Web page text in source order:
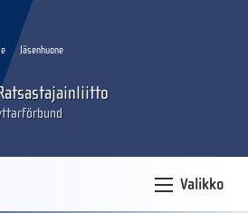
Jäsenhuone
Valikko